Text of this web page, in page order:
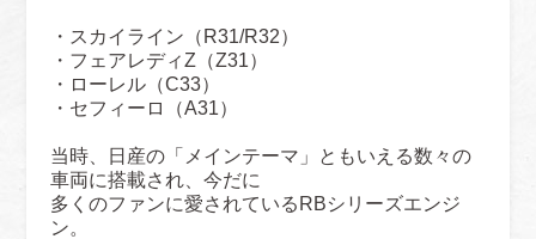
・スカイライン（R31/R32）
・フェアレディZ（Z31）
・ローレル（C33）
・セフィーロ（A31）
当時、日産の「メインテーマ」ともいえる数々の
車両に搭載され、今だに
多くのファンに愛されているRBシリーズエンジ
ン。